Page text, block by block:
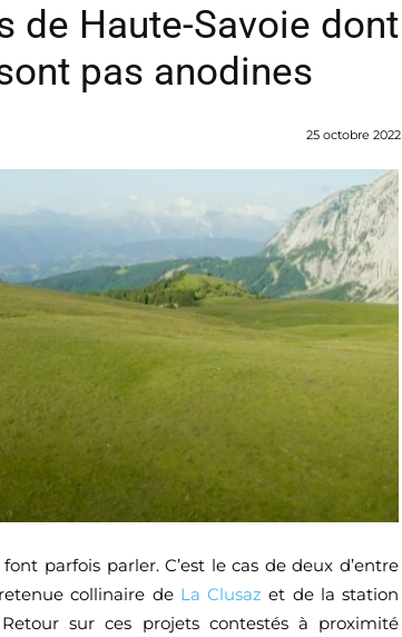
de Haute-Savoie dont
pas anodines
25 octobre 2022
parfois parler. C’est le cas de deux d’entre
collinaire de La Clusaz et de la station
sur ces projets contestés à proximité